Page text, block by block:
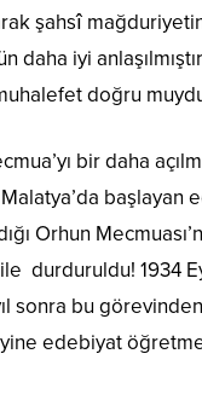
şahsî
iyi
doğru
bir daha
başlayan
Orhun
durduruldu! 1934
bu görevinden
yine edebiyat